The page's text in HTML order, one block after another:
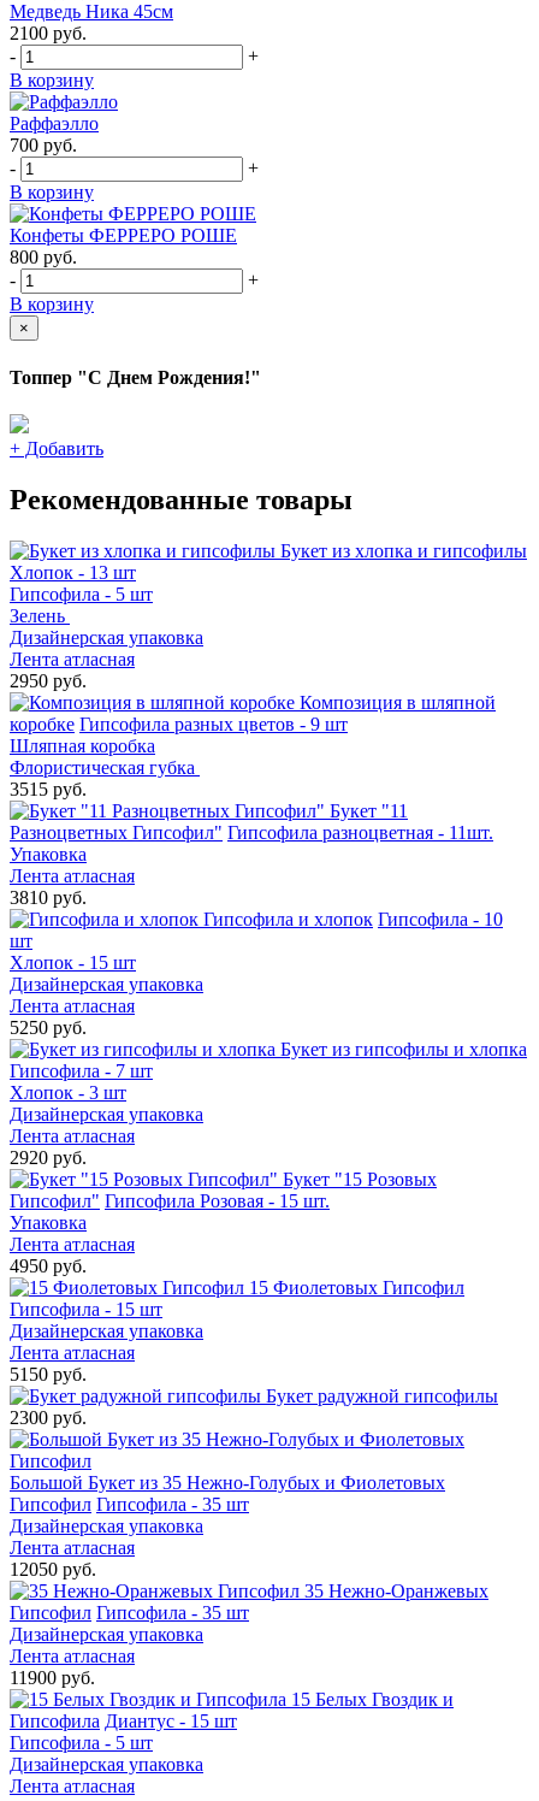
Медведь Ника 45см
2100 руб.
-
+
В корзину
Раффаэлло
700 руб.
-
+
В корзину
Конфеты ФЕРРЕРО РОШЕ
800 руб.
-
+
В корзину
×
Топпер "С Днем Рождения!"
+ Добавить
Рекомендованные товары
Букет из хлопка и гипсофилы
Хлопок - 13 шт
Гипсофила - 5 шт
Зелень
Дизайнерская упаковка
Лента атласная
2950 руб.
Композиция в шляпной
коробке Гипсофила разных цветов - 9 шт
Шляпная коробка
Флористическая губка
3515 руб.
Букет "11
Разноцветных Гипсофил" Гипсофила разноцветная - 11шт.
Упаковка
Лента атласная
3810 руб.
Гипсофила и хлопок Гипсофила - 10
шт
Хлопок - 15 шт
Дизайнерская упаковка
Лента атласная
5250 руб.
Букет из гипсофилы и хлопка
Гипсофила - 7 шт
Хлопок - 3 шт
Дизайнерская упаковка
Лента атласная
2920 руб.
Букет "15 Розовых
Гипсофил" Гипсофила Розовая - 15 шт.
Упаковка
Лента атласная
4950 руб.
15 Фиолетовых Гипсофил
Гипсофила - 15 шт
Дизайнерская упаковка
Лента атласная
5150 руб.
Букет радужной гипсофилы
2300 руб.
Большой Букет из 35 Нежно-Голубых и Фиолетовых
Гипсофил Гипсофила - 35 шт
Дизайнерская упаковка
Лента атласная
12050 руб.
35 Нежно-Оранжевых
Гипсофил Гипсофила - 35 шт
Дизайнерская упаковка
Лента атласная
11900 руб.
15 Белых Гвоздик и
Гипсофила Диантус - 15 шт
Гипсофила - 5 шт
Дизайнерская упаковка
Лента атласная